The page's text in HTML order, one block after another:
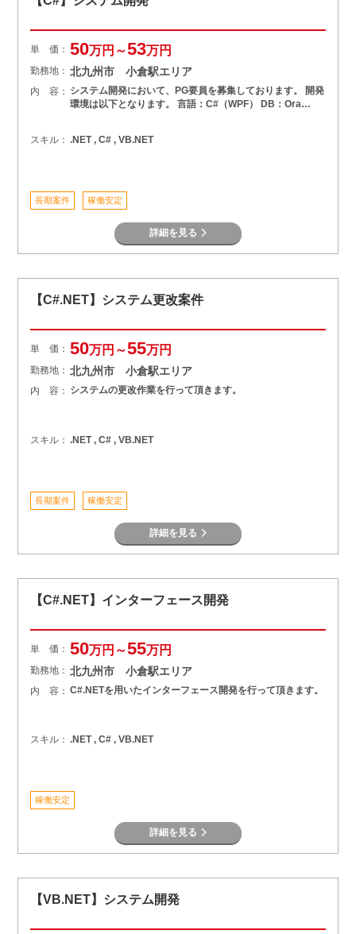
単 価： 50万円～53万円
勤務地： 北九州市 小倉駅エリア
内 容： システム開発において、PG要員を募集しております。 開発
環境は以下となります。 言語：C#（WPF） DB：Ora…
スキル： .NET , C# , VB.NET
長期案件 稼働安定
詳細を見る
【C#.NET】システム更改案件
単 価： 50万円～55万円
勤務地： 北九州市 小倉駅エリア
内 容： システムの更改作業を行って頂きます。
スキル： .NET , C# , VB.NET
長期案件 稼働安定
詳細を見る
【C#.NET】インターフェース開発
単 価： 50万円～55万円
勤務地： 北九州市 小倉駅エリア
内 容： C#.NETを用いたインターフェース開発を行って頂きます。
スキル： .NET , C# , VB.NET
稼働安定
詳細を見る
【VB.NET】システム開発